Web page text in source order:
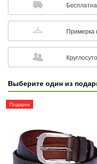
Примерка
Выберите один из
Подарок